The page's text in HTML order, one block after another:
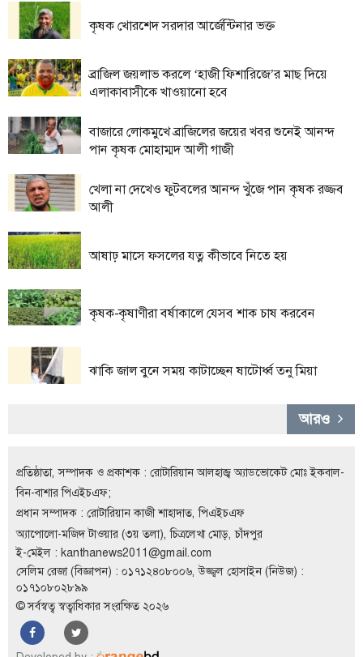
মতামত
ধর্ম
শিশু-
কিশোর
ক্যাম্পাস
সাহিত্য
ও
সংস্কৃতি
ও
শিশু
ভ্রমণ
লাইফস্টাইল
এক্সক্লুসিভ
সোস্যাল
রাজধানী
ইতিহাস
কথা
কয়
ক্যারিয়ার
চাকুরি
সৌখিন
ফটোগ্রাফার
কৃষক খোরশেদ সরদার আর্জেন্টিনার ভক্ত
ব্রাজিল জয়লাভ করলে ‘হাজী ফিশারিজে’র মাছ দিয়ে
এলাকাবাসীকে খাওয়ানো হবে
বাজারে লোকমুখে ব্রাজিলের জয়ের খবর শুনেই আনন্দ
পান কৃষক মোহাম্মদ আলী গাজী
খেলা না দেখেও ফুটবলের আনন্দ খুঁজে পান কৃষক রজ্জব
আলী
আষাঢ় মাসে ফসলের যত্ন কীভাবে নিতে হয়
কৃষক-কৃষাণীরা বর্ষাকালে যেসব শাক চাষ করবেন
ঝাকি জাল বুনে সময় কাটাচ্ছেন ষাটোর্ধ্ব তনু মিয়া
আরও
প্রতিষ্ঠাতা, সম্পাদক ও প্রকাশক : রোটারিয়ান আলহাজ্ব অ্যাডভোকেট মোঃ ইকবাল-
বিন-বাশার পিএইচএফ;
প্রধান সম্পাদক : রোটারিয়ান কাজী শাহাদাত, পিএইচএফ
অ্যাপোলো-মজিদ টাওয়ার (৩য় তলা), চিত্রলেখা মোড়, চাঁদপুর
ই-মেইল : kanthanews2011@gmail.com
সেলিম রেজা (বিজ্ঞাপন) : ০১৭১২৪০৮০০৬, উজ্জ্বল হোসাইন (নিউজ) :
০১৭১০৮০২৮৯৯
© সর্বস্বত্ব স্বত্বাধিকার সংরক্ষিত ২০২৬